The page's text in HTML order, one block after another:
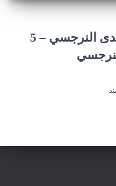
الشخصية المفضلة لدى النرجسي – 5